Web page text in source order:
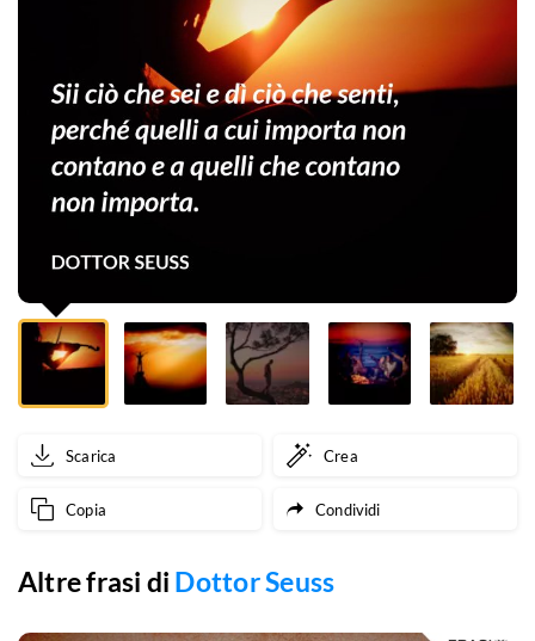
ciò
che
senti,
perché
quelli
a
cui
importa
non
e
Scarica Crea
Copia Condividi
Altre frasi di Dottor Seuss